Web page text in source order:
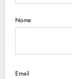
Nome
Email